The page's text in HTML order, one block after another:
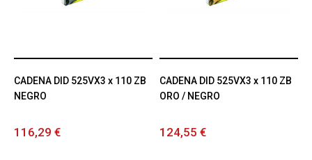
CADENA DID 525VX3 x 110 ZB
NEGRO
116,29 €
CADENA DID 525VX3 x 110 ZB
ORO / NEGRO
124,55 €